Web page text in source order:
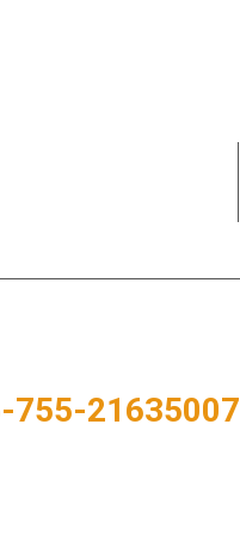
755-21635007